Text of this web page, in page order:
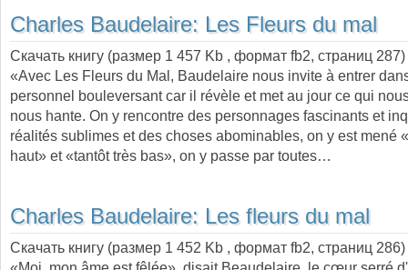
Charles Baudelaire: Les Fleurs du mal
Скачать книгу (размер 1 457 Kb , формат fb2, страниц 287
«Avec Les Fleurs du Mal, Baudelaire nous invite à entrer
personnel bouleversant car il révèle et met au jour ce qui
nous hante. On y rencontre des personnages fascinants et
réalités sublimes et des choses abominables, on y est mené
haut» et «tantôt très bas», on y passe par toutes…
Charles Baudelaire: Les fleurs du mal
Скачать книгу (размер 1 452 Kb , формат fb2, страниц 286